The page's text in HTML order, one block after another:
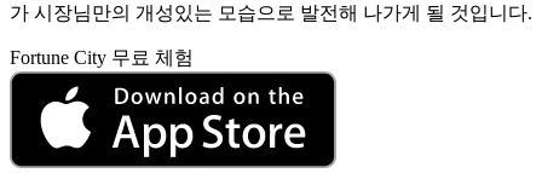
가 시장님만의 개성있는 모습으로 발전해 나가게 될 것입니다.
Fortune City 무료 체험